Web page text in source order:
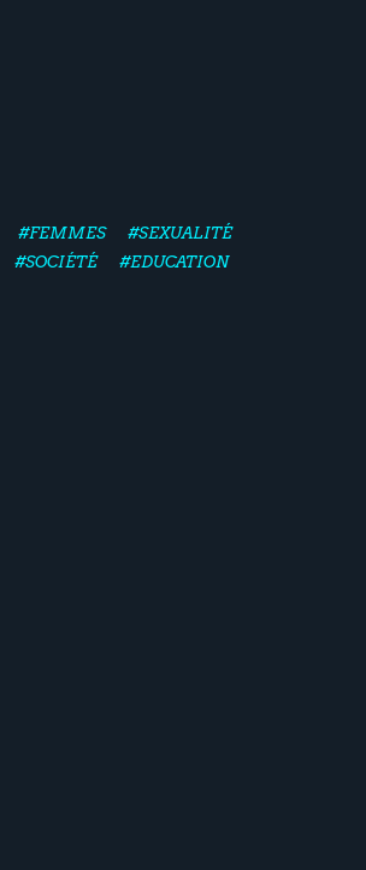
#FEMMES
#SEXUALITÉ
#SOCIÉTÉ #EDUCATION